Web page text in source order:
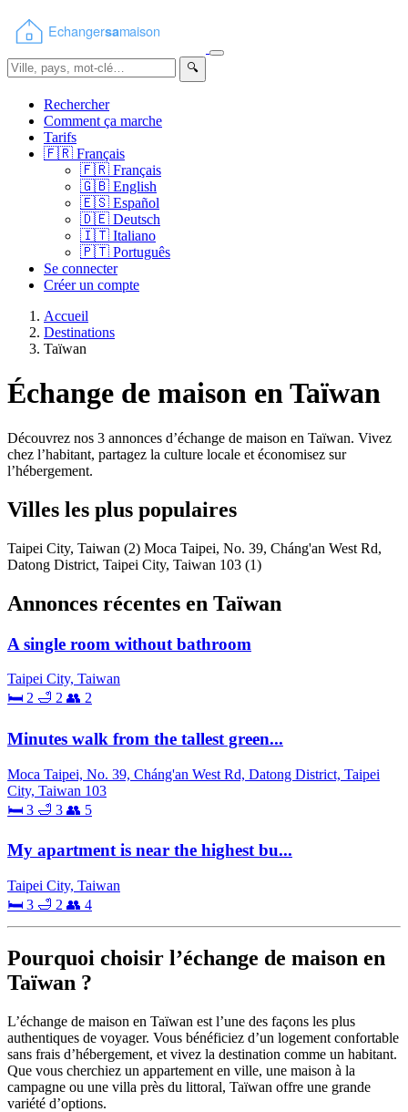
🔍
Rechercher
Comment ça marche
Tarifs
🇫🇷 Français
🇫🇷 Français
🇬🇧 English
🇪🇸 Español
🇩🇪 Deutsch
🇮🇹 Italiano
🇵🇹 Português
Se connecter
Créer un compte
Accueil
Destinations
Taïwan
Échange de maison en Taïwan
Découvrez nos 3 annonces d’échange de maison en Taïwan. Vivez
chez l’habitant, partagez la culture locale et économisez sur
l’hébergement.
Villes les plus populaires
Taipei City, Taiwan (2) Moca Taipei, No. 39, Cháng'an West Rd,
Datong District, Taipei City, Taiwan 103 (1)
Annonces récentes en Taïwan
A single room without bathroom
Taipei City, Taiwan
🛏 2 🛁 2 👥 2
Minutes walk from the tallest green...
Moca Taipei, No. 39, Cháng'an West Rd, Datong District, Taipei
City, Taiwan 103
🛏 3 🛁 3 👥 5
My apartment is near the highest bu...
Taipei City, Taiwan
🛏 3 🛁 2 👥 4
Pourquoi choisir l’échange de maison en
Taïwan ?
L’échange de maison en Taïwan est l’une des façons les plus
authentiques de voyager. Vous bénéficiez d’un logement confortable
sans frais d’hébergement, et vivez la destination comme un habitant.
Que vous cherchiez un appartement en ville, une maison à la
campagne ou une villa près du littoral, Taïwan offre une grande
variété d’options.